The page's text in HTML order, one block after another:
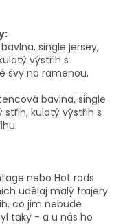
single jersey,
výstřih s
švy na ramenou,
bavlna, single
střih, kulatý výstřih s
nebo Hot rods
udělaj malý frajery
co jim nebude
taky - a u nás ho